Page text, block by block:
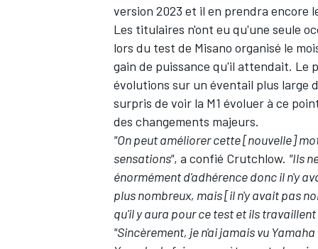
version 2023 et il en prendra encore
Les titulaires n'ont eu qu'une seule
lors du test de Misano organisé le
gain de puissance qu'il attendait. Le
évolutions sur un éventail plus large
surpris de voir la M1 évoluer à ce
des changements majeurs.
"On peut améliorer cette [nouvelle]
sensations", a confié Crutchlow. "Ils
énormément d'adhérence donc il n'y
plus nombreux, mais [il n'y avait pas
qu'il y aura pour ce test et ils
"Sincèrement, je n'ai jamais vu